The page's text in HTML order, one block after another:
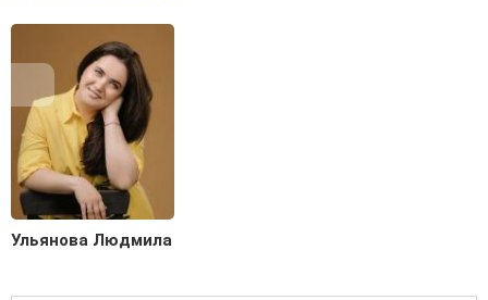
Ульянова Людмила